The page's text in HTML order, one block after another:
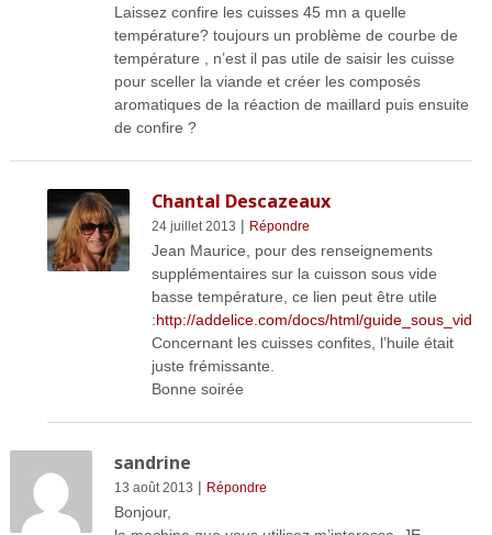
Laissez confire les cuisses 45 mn a quelle
température? toujours un problème de courbe de
température , n’est il pas utile de saisir les cuisse
pour sceller la viande et créer les composés
aromatiques de la réaction de maillard puis ensuite
de confire ?
Chantal Descazeaux
24 juillet 2013 | Répondre
Jean Maurice, pour des renseignements
supplémentaires sur la cuisson sous vide
basse température, ce lien peut être utile
:http://addelice.com/docs/html/
Concernant les cuisses confites, l’huile était
juste frémissante.
Bonne soirée
sandrine
13 août 2013 | Répondre
Bonjour,